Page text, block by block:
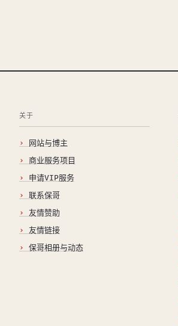
关于
网站与博主
商业服务项目
申请VIP服务
联系保哥
友情赞助
友情链接
保哥相册与动态